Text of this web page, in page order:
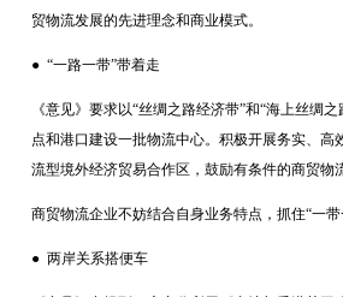
贸物流发展的先进理念和商业模式。
● “一路一带”带着走
《意见》要求以“丝绸之路经济带”和“海上丝绸
点和港口建设一批物流中心。积极开展务实、
流型境外经济贸易合作区，鼓励有条件的商贸物
商贸物流企业不妨结合自身业务特点，抓住“一
● 两岸关系搭便车